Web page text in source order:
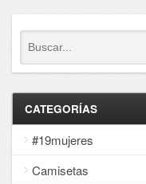
CATEGORÍAS
#19mujeres
Camisetas